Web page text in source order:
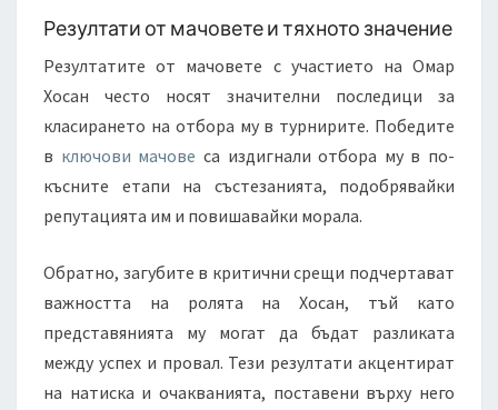
Резултати от мачовете и тяхното значение
Резултатите от мачовете с участието на Омар
Хосан често носят значителни последици за
класирането на отбора му в турнирите. Победите
в ключови мачове са издигнали отбора му в по-
късните етапи на състезанията, подобрявайки
репутацията им и повишавайки морала.
Обратно, загубите в критични срещи подчертават
важността на ролята на Хосан, тъй като
представянията му могат да бъдат разликата
между успех и провал. Тези резултати акцентират
на натиска и очакванията, поставени върху него